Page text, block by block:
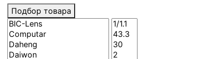
Подбор товара